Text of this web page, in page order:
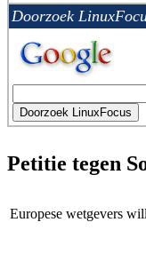
Doorzoek
Petitie tegen
Europese wetgevers